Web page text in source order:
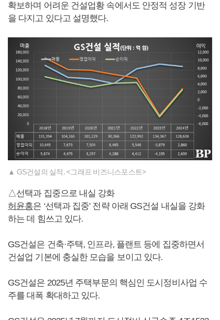
확보하며 어려운 건설업황 속에서도 안정적 성장 기반
을 다지고 있다고 설명했다.
▲ GS건설의 실적. <그래프 비즈니스포스트>
△선택과 집중으로 내실 강화
허윤홍은 ‘선택과 집중’ 전략 아래 GS건설 내실을 강화
하는 데 힘쓰고 있다.
GS건설은 건축·주택, 인프라, 플랜트 등에 집중하면서
건설업 기본에 충실한 모습을 보이고 있다.
GS건설은 2025년 주택부문의 핵심인 도시정비사업 수
주를 대폭 확대하고 있다.